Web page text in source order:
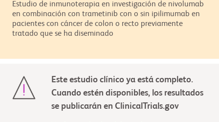
Estudio de inmunoterapia en investigación de nivolumab
en combinación con trametinib con o sin ipilimumab en
pacientes con cáncer de colon o recto previamente
tratado que se ha diseminado
Este estudio clínico ya está completo.
Cuando estén disponibles, los resultados
se publicarán en ClinicalTrials.gov